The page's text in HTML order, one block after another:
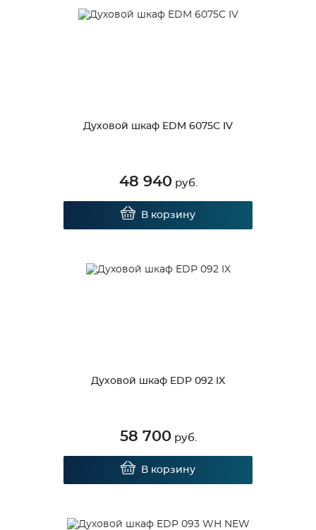
Духовой шкаф EDM 6075С IV
48 940руб.
В корзину
Духовой шкаф EDP 092 IX
58 700руб.
В корзину